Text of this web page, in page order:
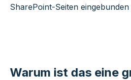
SharePoint-Seiten
Warum ist das eine